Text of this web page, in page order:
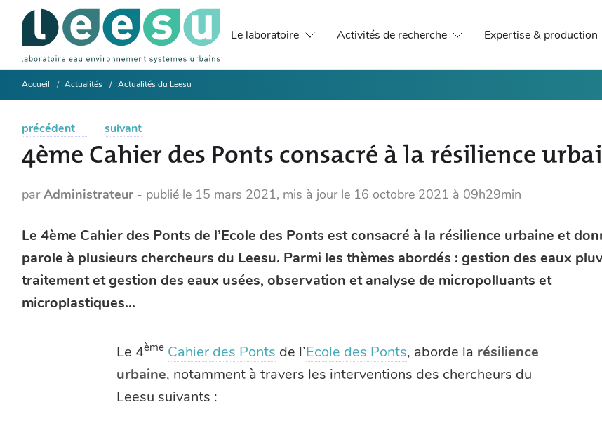
Le laboratoire Activités de recherche Expertise & production
Accueil Actualités Actualités du Leesu
précédent suivant
4ème Cahier des Ponts consacré à la résilience
parAdministrateur - publié le 15 mars 2021, mis à jour le 16 octobre 2021 à 09h29min
Le 4ème Cahier des Ponts de l’Ecole des Ponts est consacré à la résilience urbaine et
parole à plusieurs chercheurs du Leesu. Parmi les thèmes abordés : gestion des eaux
traitement et gestion des eaux usées, observation et analyse de micropolluants et
microplastiques...
Le 4ème Cahier des Ponts de l’Ecole des Ponts, aborde la résilience
urbaine, notamment à travers les interventions des chercheurs du
Leesu suivants :